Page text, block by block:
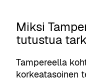
Miksi
tutustua
Tampereella
korkeatasoinen